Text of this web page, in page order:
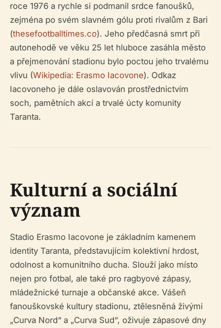
roce 1976 a rychle si podmanil srdce fanoušků,
zejména po svém slavném gólu proti rivalům z Bari
(thesefootballtimes.co). Jeho předčasná smrt při
autonehodě ve věku 25 let hluboce zasáhla město
a přejmenování stadionu bylo poctou jeho trvalému
vlivu (Wikipedia: Erasmo Iacovone). Odkaz
Iacovoneho je dále oslavován prostřednictvím
soch, pamětních akcí a trvalé úcty komunity
Taranta.
Kulturní a sociální
význam
Stadio Erasmo Iacovone je základním kamenem
identity Taranta, představujícím kolektivní hrdost,
odolnost a komunitního ducha. Slouží jako místo
nejen pro fotbal, ale také pro ragbyové zápasy,
mládežnické turnaje a občanské akce. Vášeň
fanouškovské kultury stadionu, ztělesněná živými
„Curva Nord“ a „Curva Sud“, oživuje zápasové dny